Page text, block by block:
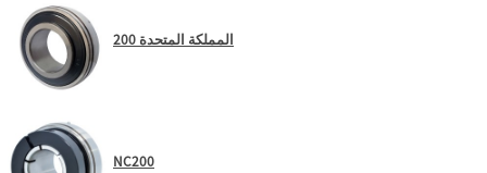
المملكة المتحدة 200
NC200